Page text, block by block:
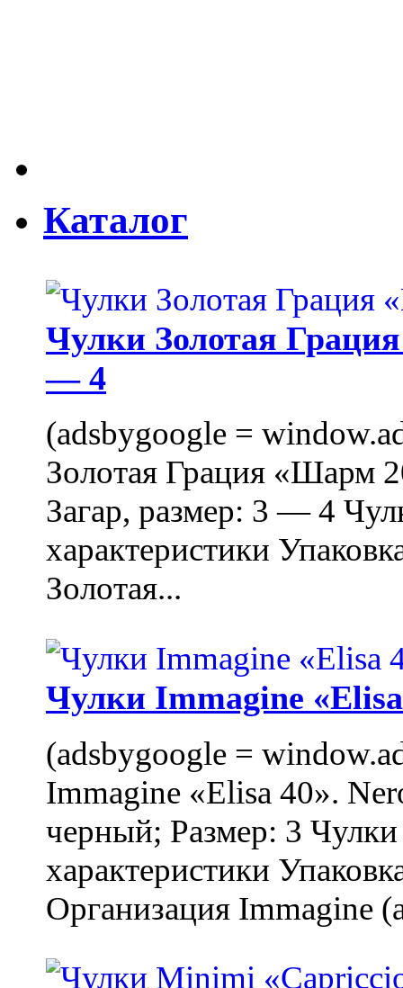
Каталог
Чулки Золотая
— 4
(adsbygoogle =
Золотая Грация «Шарм
Загар, размер: 3 — 4
характеристики
Золотая...
Чулки Immagine
(adsbygoogle =
Immagine «Elisa 40».
черный; Размер: 3
характеристики
Организация Immagine